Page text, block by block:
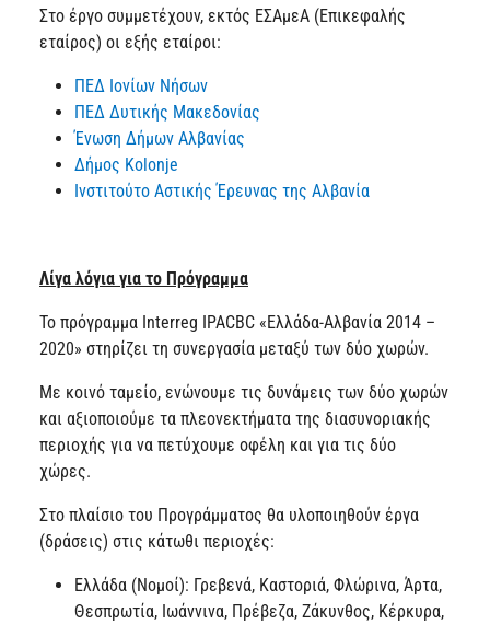
Στο έργο συμμετέχουν, εκτός ΕΣΑμεΑ (Επικεφαλής
εταίρος) οι εξής εταίροι:
ΠΕΔ Ιονίων Νήσων
ΠΕΔ Δυτικής Μακεδονίας
Ένωση Δήμων Αλβανίας
Δήμος Kolonje
Ινστιτούτο Αστικής Έρευνας της Αλβανία
Λίγα λόγια για το Πρόγραμμα
Το πρόγραμμα Interreg IPACBC «Ελλάδα-Αλβανία 2014 –
2020» στηρίζει τη συνεργασία μεταξύ των δύο χωρών.
Με κοινό ταμείο, ενώνουμε τις δυνάμεις των δύο χωρών
και αξιοποιούμε τα πλεονεκτήματα της διασυνοριακής
περιοχής για να πετύχουμε οφέλη και για τις δύο
χώρες.
Στο πλαίσιο του Προγράμματος θα υλοποιηθούν έργα
(δράσεις) στις κάτωθι περιοχές:
Ελλάδα (Νομοί): Γρεβενά, Καστοριά, Φλώρινα, Άρτα,
Θεσπρωτία, Ιωάννινα, Πρέβεζα, Ζάκυνθος, Κέρκυρα,